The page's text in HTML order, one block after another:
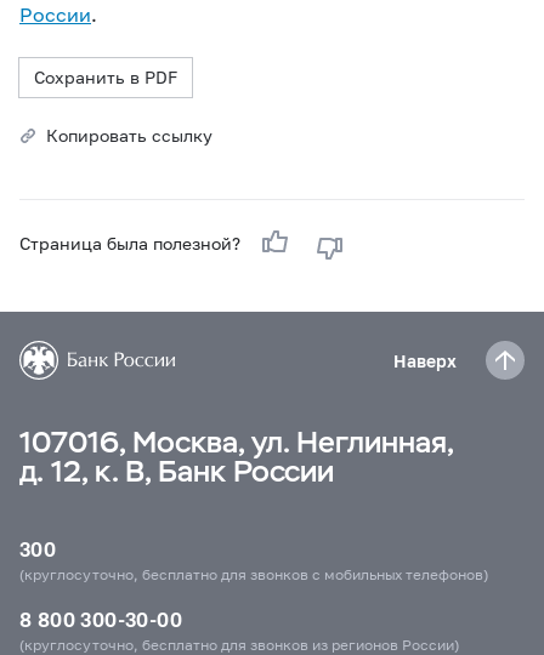
России.
Сохранить в PDF
Копировать ссылку
Страница была полезной?
Наверх
107016, Москва, ул. Неглинная,
д. 12, к. В, Банк России
300
(круглосуточно, бесплатно для звонков с мобильных телефонов)
8 800 300-30-00
(круглосуточно, бесплатно для звонков из регионов России)